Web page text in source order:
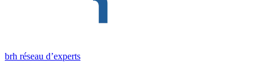
brh réseau d’experts